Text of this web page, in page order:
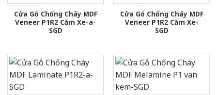
Cửa Gỗ Chống Cháy MDF
Veneer P1R2 Căm Xe-a-
SGD
Cửa Gỗ Chống Cháy MDF
Veneer P1R2 Căm Xe-
SGD